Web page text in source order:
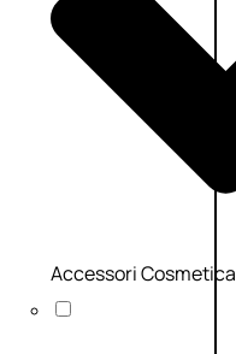
Accessori Cosmetica